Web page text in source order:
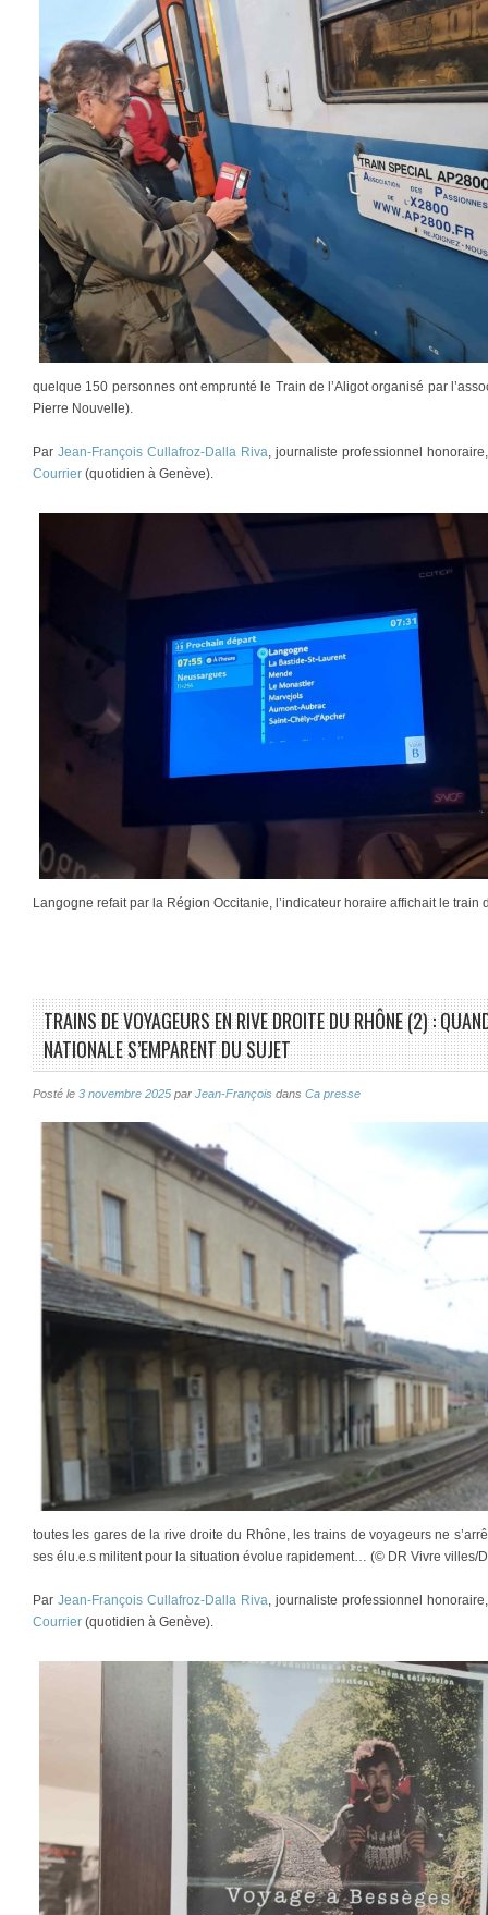
quelque 150 personnes ont emprunté le Train de l’Aligot organisé par
Pierre Nouvelle).
Par Jean-François Cullafroz-Dalla Riva , journaliste professionnel
Courrier (quotidien à Genève).
Langogne refait par la Région Occitanie, l’indicateur horaire affichait le train
TRAINS DE VOYAGEURS EN RIVE DROITE DU RHÔNE (2) :
NATIONALE S’EMPARENT DU SUJET
Posté le 3 novembre 2025 par Jean-François dans Ca presse
toutes les gares de la rive droite du Rhône, les trains de voyageurs ne
ses élu.e.s militent pour la situation évolue rapidement… (© DR Vivre villes/
Par Jean-François Cullafroz-Dalla Riva, journaliste professionnel
Courrier (quotidien à Genève).